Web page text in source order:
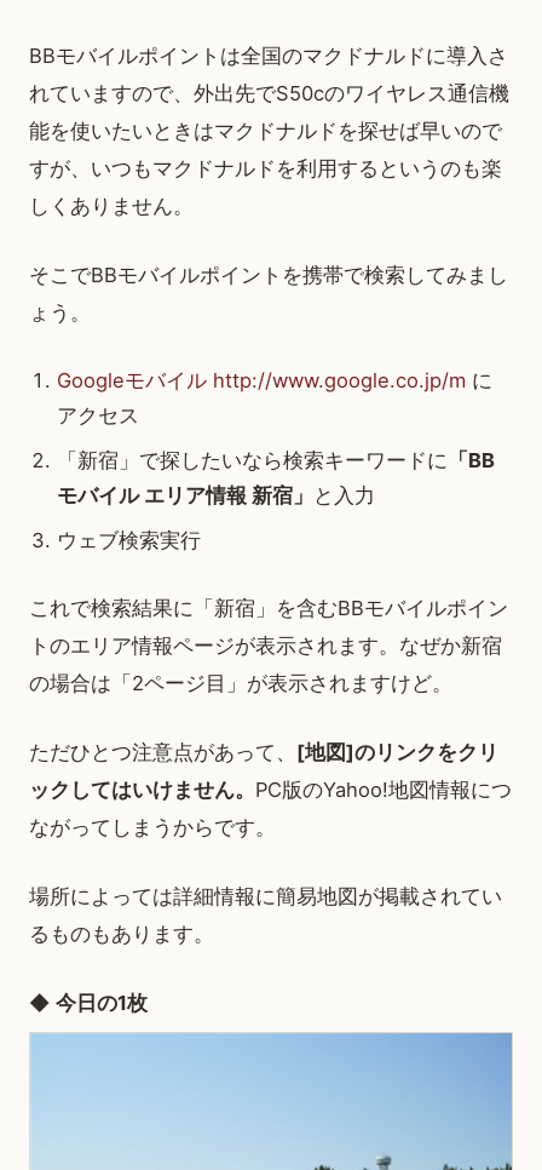
BBモバイルポイントは全国のマクドナルドに導入さ
れていますので、外出先でS50cのワイヤレス通信機
能を使いたいときはマクドナルドを探せば早いので
すが、いつもマクドナルドを利用するというのも楽
しくありません。
そこでBBモバイルポイントを携帯で検索してみまし
ょう。
Googleモバイル http://www.google.co.jp/m に
アクセス
「新宿」で探したいなら検索キーワードに 「BB
モバイル エリア情報 新宿」 と入力
ウェブ検索実行
これで検索結果に「新宿」を含むBBモバイルポイン
トのエリア情報ページが表示されます。なぜか新宿
の場合は「2ページ目」が表示されますけど。
ただひとつ注意点があって、 [地図]のリンクをクリ
ックしてはいけません。 PC版のYahoo!地図情報につ
ながってしまうからです。
場所によっては詳細情報に簡易地図が掲載されてい
るものもあります。
◆ 今日の1枚